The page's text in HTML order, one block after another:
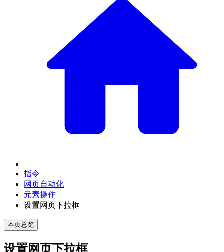
指令
网页自动化
元素操作
设置网页下拉框
本页总览
设置网页下拉框